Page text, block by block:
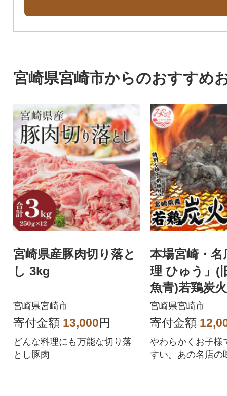
宮崎県宮崎市からのおすすめ
宮崎県産豚肉切り落と
し 3kg
宮崎県宮崎市
寄付金額 13,000円
どんな料理にも万能な切り落
とし豚肉
本場宮崎・名
理 ひゅう」(
魚青)若鶏炭
お】(宮崎県
ック1.2kg)
宮崎県宮崎市
寄付金額
やわらかくお子様
すい。あの名店の